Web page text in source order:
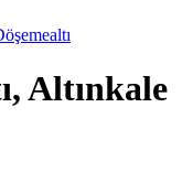
Altınkale